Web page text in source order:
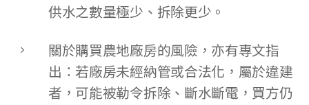
供水之數量極少、拆除更少。
關於購買農地廠房的風險，亦有專文指
出：若廠房未經納管或合法化，屬於違建
者，可能被勒令拆除、斷水斷電，買方仍